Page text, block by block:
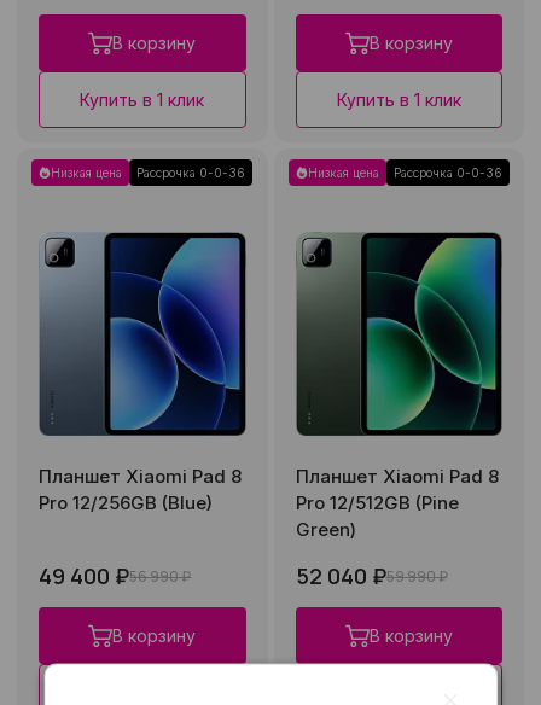
В корзину
Купить в 1 клик
В корзину
Купить в 1 клик
Низкая цена Рассрочка 0-0-36
Планшет Xiaomi Pad 8
Pro 12/256GB (Blue)
49 400 ₽56 990 ₽
В корзину
Низкая цена Рассрочка 0-0-36
Планшет Xiaomi Pad 8
Pro 12/512GB (Pine
Green)
52 040 ₽59 990 ₽
В корзину